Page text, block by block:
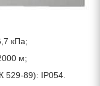
кПа;
м;
89): IP054.